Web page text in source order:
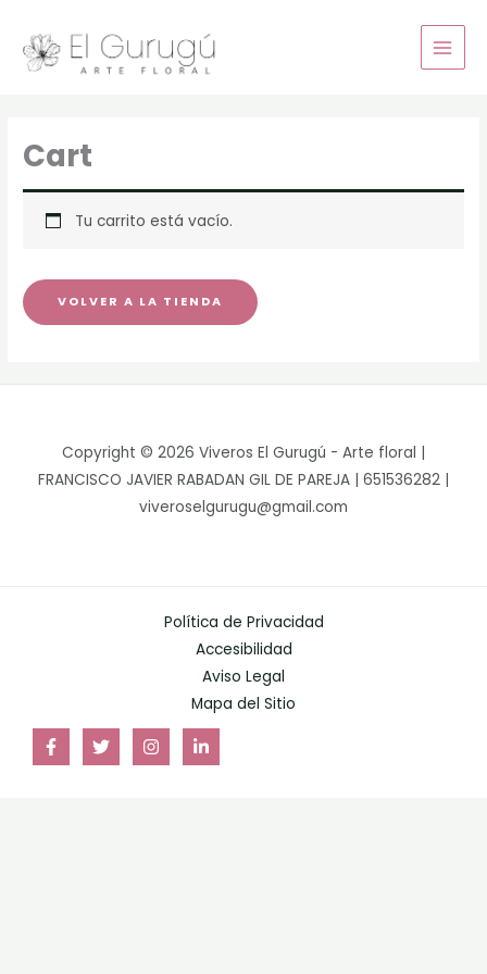
contenido
Cart
Tu carrito está vacío.
VOLVER A LA TIENDA
Copyright © 2026 Viveros El Gurugú - Arte floral |
FRANCISCO JAVIER RABADAN GIL DE PAREJA | 651536282 |
viveroselgurugu@gmail.com
Política de Privacidad
Accesibilidad
Aviso Legal
Mapa del Sitio